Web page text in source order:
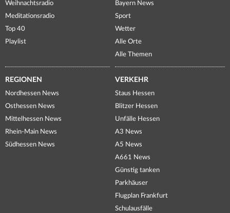
Weihnachtsradio
Meditationsradio
Top 40
Playlist
Bayern News
Sport
Wetter
Alle Orte
Alle Themen
REGIONEN
Nordhessen News
Osthessen News
Mittelhessen News
Rhein-Main News
Südhessen News
VERKEHR
Staus Hessen
Blitzer Hessen
Unfälle Hessen
A3 News
A5 News
A661 News
Günstig tanken
Parkhäuser
Flugplan Frankfurt
Schulausfälle